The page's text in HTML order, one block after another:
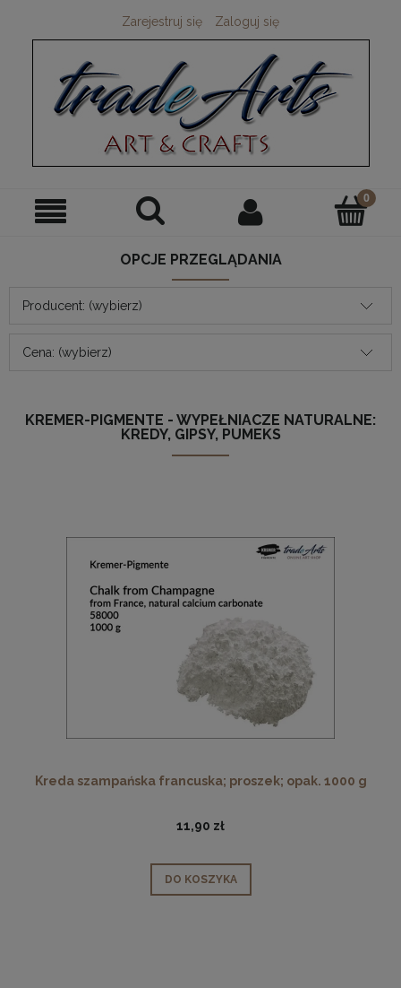
Zarejestruj się Zaloguj się
OPCJE PRZEGLĄDANIA
Producent: (wybierz)
Cena: (wybierz)
KREMER-PIGMENTE - WYPEŁNIACZE NATURALNE:
KREDY, GIPSY, PUMEKS
Kreda szampańska francuska; proszek; opak. 1000 g
11,90 zł
DO KOSZYKA